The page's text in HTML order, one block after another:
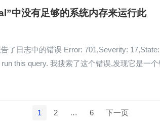
中没有足够的系统内存来运行此
了日志中的错误 Error: 701,Severity:
run this query. 我搜索了这个错误,发现它是一
1 2 … 6 下一页